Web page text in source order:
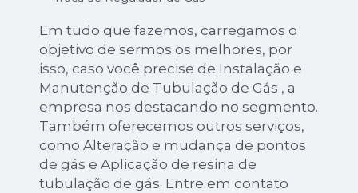
Em tudo que fazemos, carregamos o
objetivo de sermos os melhores, por
isso, caso você precise de Instalação e
Manutenção de Tubulação de Gás , a
empresa nos destacando no segmento.
Também oferecemos outros serviços,
como Alteração e mudança de pontos
de gás e Aplicação de resina de
tubulação de gás. Entre em contato